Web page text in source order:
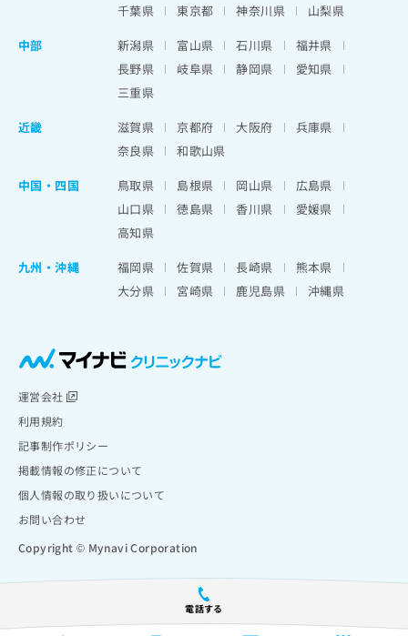
電話する
千葉県
東京都 神奈川県
山梨県
中部
新潟県 富山県 石川県
福井県
長野県
岐阜県 静岡県
愛知県
三重県
近畿
滋賀県 京都府 大阪府
兵庫県
奈良県
和歌山県
中国・四国
鳥取県 島根県 岡山県
広島県
山口県
徳島県 香川県
愛媛県
高知県
九州・沖縄
福岡県 佐賀県 長崎県
熊本県
大分県
宮崎県 鹿児島県 沖縄県
運営会社
利用規約
記事制作ポリシー
掲載情報の修正について
個人情報の取り扱いについて
お問い合わせ
Copyright © Mynavi Corporation